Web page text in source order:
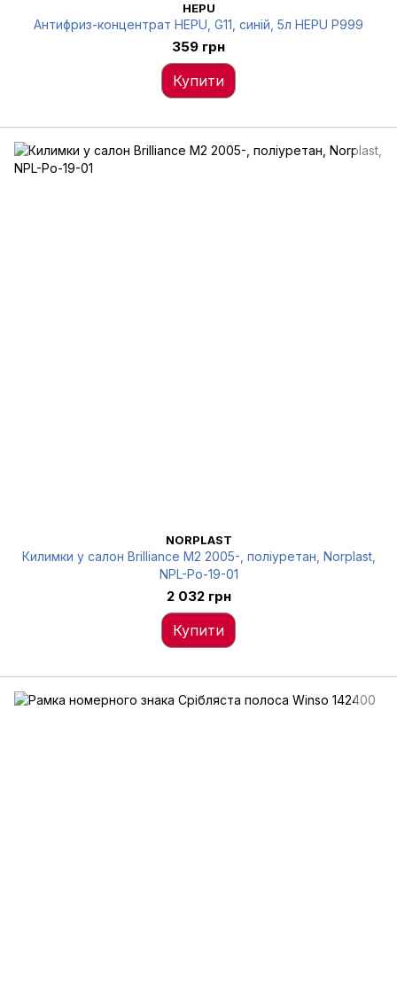
HEPU
Антифриз-концентрат HEPU, G11, синій, 5л HEPU P999
359 грн
Купити
NORPLAST
Килимки у салон Brilliance М2 2005-, поліуретан, Norplast,
NPL-Po-19-01
2 032 грн
Купити